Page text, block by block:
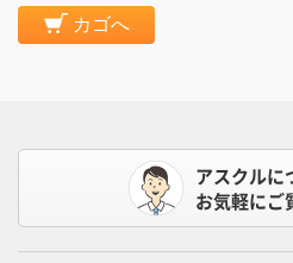
カゴへ
アスクルに
お気軽にご